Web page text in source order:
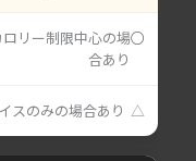
リー制限中心の場
合あり
○
スのみの場合あり △